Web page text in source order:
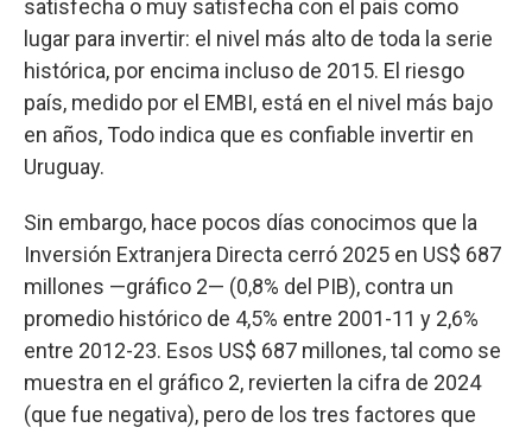
satisfecha o muy satisfecha con el país como
lugar para invertir: el nivel más alto de toda la serie
histórica, por encima incluso de 2015. El riesgo
país, medido por el EMBI, está en el nivel más bajo
en años, Todo indica que es confiable invertir en
Uruguay.
Sin embargo, hace pocos días conocimos que la
Inversión Extranjera Directa cerró 2025 en US$ 687
millones —gráfico 2— (0,8% del PIB), contra un
promedio histórico de 4,5% entre 2001-11 y 2,6%
entre 2012-23. Esos US$ 687 millones, tal como se
muestra en el gráfico 2, revierten la cifra de 2024
(que fue negativa), pero de los tres factores que